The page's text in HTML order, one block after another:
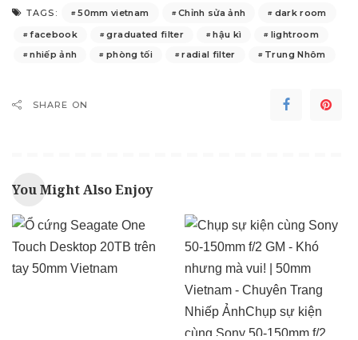
TAGS: 50mm vietnam Chỉnh sửa ảnh
dark room
facebook
graduated filter hậu kì
lightroom
nhiếp ảnh
phòng tối radial filter Trung Nhôm
SHARE ON
You Might Also Enjoy